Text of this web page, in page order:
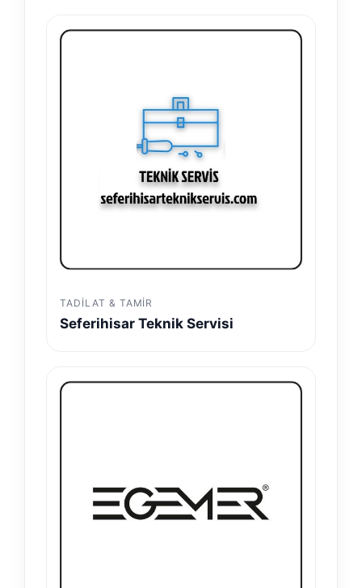
TADILAT & TAMIR
Seferihisar Teknik Servisi